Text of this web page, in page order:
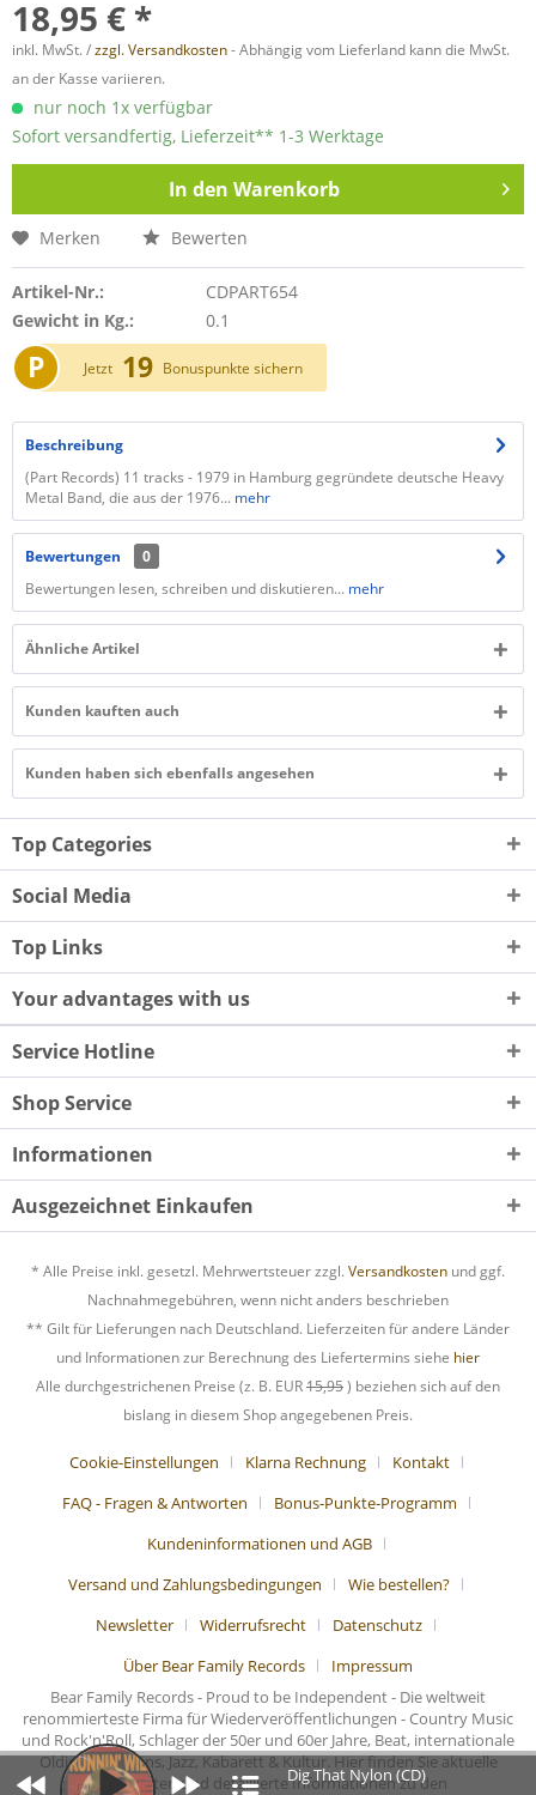
18,95 € *
inkl. MwSt. /zzgl. Versandkosten- Abhängig vom Lieferland kann die MwSt.
an der Kasse variieren.
nur noch 1x verfügbar
Sofort versandfertig, Lieferzeit** 1-3 Werktage
In den Warenkorb
Merken Bewerten
Artikel-Nr.:
CDPART654
Gewicht in Kg.:
0.1
P Jetzt 19 Bonuspunkte sichern
Beschreibung
(Part Records) 11 tracks - 1979 in Hamburg gegründete deutsche Heavy
Metal Band, die aus der 1976... mehr
Bewertungen
0
Bewertungen lesen, schreiben und diskutieren... mehr
Ähnliche Artikel
Kunden kauften auch
Kunden haben sich ebenfalls angesehen
Top Categories
Social Media
Top Links
Your advantages with us
Service Hotline
Shop Service
Informationen
Ausgezeichnet Einkaufen
* Alle Preise inkl. gesetzl. Mehrwertsteuer zzgl. Versandkosten und ggf.
Nachnahmegebühren, wenn nicht anders beschrieben
** Gilt für Lieferungen nach Deutschland. Lieferzeiten für andere Länder
und Informationen zur Berechnung des Liefertermins siehe hier
Alle durchgestrichenen Preise (z. B. EUR15,95) beziehen sich auf den
bislang in diesem Shop angegebenen Preis.
Cookie-Einstellungen Klarna Rechnung
Kontakt
FAQ - Fragen & Antworten
Bonus-Punkte-Programm
Kundeninformationen und AGB
Versand und Zahlungsbedingungen
Wie bestellen?
Newsletter
Widerrufsrecht
Datenschutz
Über Bear Family Records
Impressum
Bear Family Records - Proud to be Independent - Die weltweit
renommierteste Firma für Wiederveröffentlichungen - Country Music
und Rock'n'Roll, Schlager der 50er und 60er Jahre, Beat, internationale
Oldies, Chansons, Jazz, Kabarett & Kultur. Hier finden Sie aktuelle
Nachrichten und detaillierte Informationen zu den
Dig That Nylon (CD)